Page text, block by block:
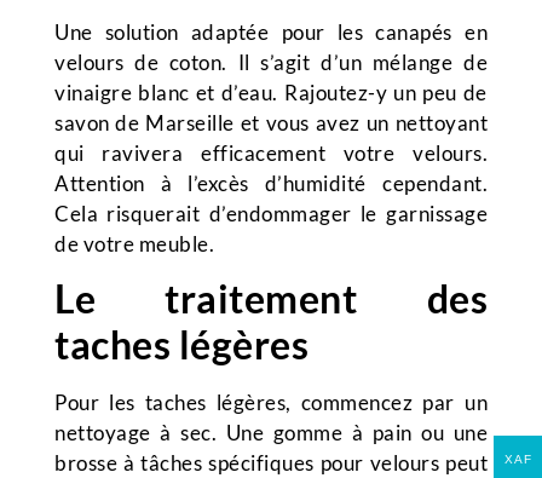
Une solution adaptée pour les canapés en
velours de coton. Il s’agit d’un mélange de
vinaigre blanc et d’eau. Rajoutez-y un peu de
savon de Marseille et vous avez un nettoyant
qui ravivera efficacement votre velours.
Attention à l’excès d’humidité cependant.
Cela risquerait d’endommager le garnissage
de votre meuble.
Le traitement des
taches légères
Pour les taches légères, commencez par un
nettoyage à sec. Une gomme à pain ou une
brosse à tâches spécifiques pour velours peut
XAF